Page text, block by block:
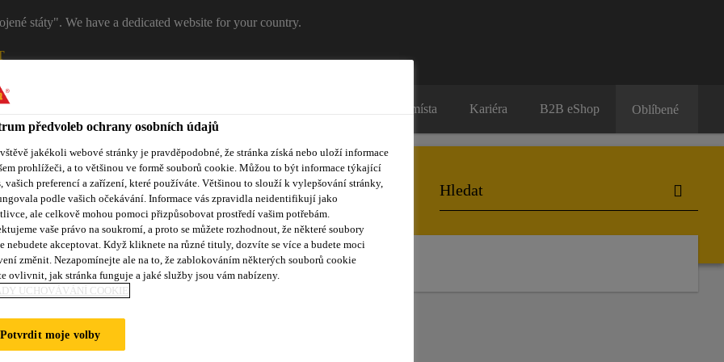
státy". We have a dedicated website for your country.
Prodejní místa Kariéra B2B eShop Oblíbené
předvoleb ochrany osobních údajů
jakékoli webové stránky je pravděpodobné, že stránka získá nebo uloží informace
prohlížeči, a to většinou ve formě souborů cookie. Můžou to být informace týkající
vašich preferencí a zařízení, které používáte. Většinou to slouží k vylepšování stránky,
podle vašich očekávání. Informace vás zpravidla neidentifikují jako
ale celkově mohou pomoci přizpůsobovat prostředí vašim potřebám.
vaše právo na soukromí, a proto se můžete rozhodnout, že některé soubory
nebudete akceptovat. Když kliknete na různé tituly, dozvíte se více a budete moci
změnit. Nezapomínejte ale na to, že zablokováním některých souborů cookie
ovlivnit, jak stránka funguje a jaké služby jsou vám nabízeny.
UCHOVÁVÁNÍ COOKIE
Potvrdit moje volby